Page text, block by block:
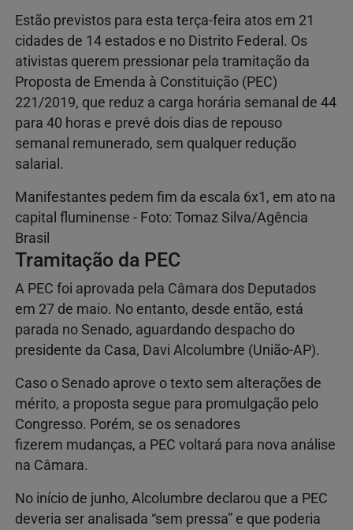
Estão previstos para esta terça-feira atos em 21
cidades de 14 estados e no Distrito Federal. Os
ativistas querem pressionar pela tramitação da
Proposta de Emenda à Constituição (PEC)
221/2019, que reduz a carga horária semanal de 44
para 40 horas e prevê dois dias de repouso
semanal remunerado, sem qualquer redução
salarial.
Manifestantes pedem fim da escala 6x1, em ato na
capital fluminense - Foto: Tomaz Silva/Agência
Brasil
Tramitação da PEC
A PEC foi aprovada pela Câmara dos Deputados
em 27 de maio. No entanto, desde então, está
parada no Senado, aguardando despacho do
presidente da Casa, Davi Alcolumbre (União-AP).
Caso o Senado aprove o texto sem alterações de
mérito, a proposta segue para promulgação pelo
Congresso. Porém, se os senadores
fizerem mudanças, a PEC voltará para nova análise
na Câmara.
No início de junho, Alcolumbre declarou que a PEC
deveria ser analisada “sem pressa” e que poderia